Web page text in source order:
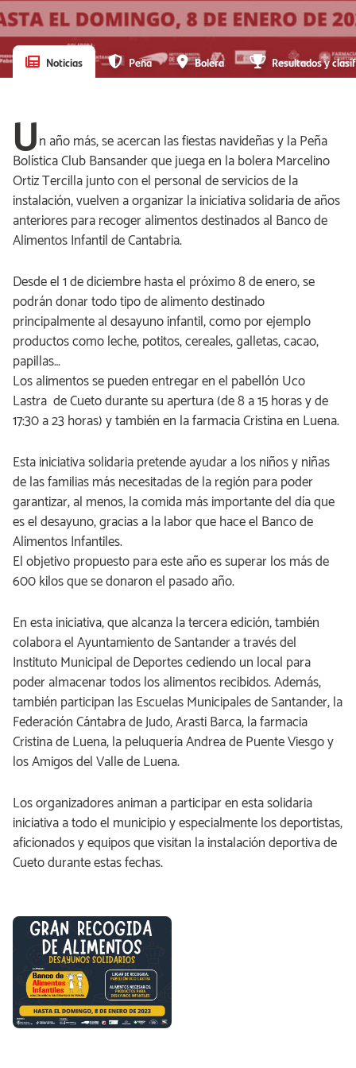
Noticias Peña Bolera Resultados y
Un año más, se acercan las fiestas navideñas y la Peña
Bolística Club Bansander que juega en la bolera Marcelino
Ortiz Tercilla junto con el personal de servicios de la
instalación, vuelven a organizar la iniciativa solidaria de años
anteriores para recoger alimentos destinados al Banco de
Alimentos Infantil de Cantabria.
Desde el 1 de diciembre hasta el próximo 8 de enero, se
podrán donar todo tipo de alimento destinado
principalmente al desayuno infantil, como por ejemplo
productos como leche, potitos, cereales, galletas, cacao,
papillas…
Los alimentos se pueden entregar en el pabellón Uco
Lastra de Cueto durante su apertura (de 8 a 15 horas y de
17:30 a 23 horas) y también en la farmacia Cristina en Luena.
Esta iniciativa solidaria pretende ayudar a los niños y niñas
de las familias más necesitadas de la región para poder
garantizar, al menos, la comida más importante del día que
es el desayuno, gracias a la labor que hace el Banco de
Alimentos Infantiles.
El objetivo propuesto para este año es superar los más de
600 kilos que se donaron el pasado año.
En esta iniciativa, que alcanza la tercera edición, también
colabora el Ayuntamiento de Santander a través del
Instituto Municipal de Deportes cediendo un local para
poder almacenar todos los alimentos recibidos. Además,
también participan las Escuelas Municipales de Santander, la
Federación Cántabra de Judo, Arasti Barca, la farmacia
Cristina de Luena, la peluquería Andrea de Puente Viesgo y
los Amigos del Valle de Luena.
Los organizadores animan a participar en esta solidaria
iniciativa a todo el municipio y especialmente los deportistas,
aficionados y equipos que visitan la instalación deportiva de
Cueto durante estas fechas.